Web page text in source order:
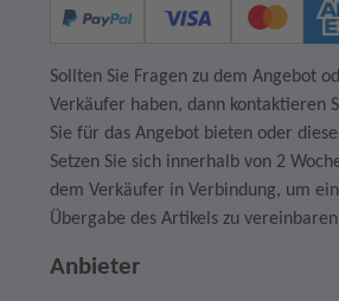
Sollten Sie Fragen zu dem Angebot
Verkäufer haben, dann kontaktieren
Sie für das Angebot bieten oder
Setzen Sie sich innerhalb von 2
dem Verkäufer in Verbindung, um
Übergabe des Artikels zu
Anbieter